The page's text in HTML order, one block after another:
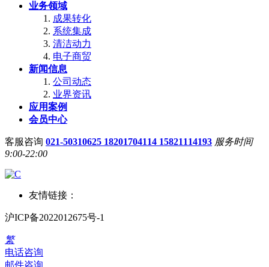
业务领域
成果转化
系统集成
清洁动力
电子商贸
新闻信息
公司动态
业界资讯
应用案例
会员中心
客服咨询 021-50310625 18201704114 15821114193 服务时间
9:00-22:00
友情链接：
沪ICP备2022012675号-1
繁
电话咨询